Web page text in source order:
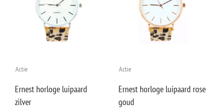
Actie
Ernest horloge luipaard
zilver
Actie
Ernest horloge luipaard rose
goud